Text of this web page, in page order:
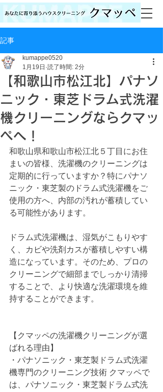
記事
【和歌山市松江北】パナソ
ニック・東芝ドラム式洗濯
機クリーニングならクマッ
ペへ！
kumappe0520
1月19日 読了時間: 2分
和歌山県和歌山市松江北５丁目にお住
まいの皆様、洗濯機のクリーニングは
定期的に行っていますか？特にパナソ
ニック・東芝製のドラム式洗濯機をご
使用の方へ、内部の汚れが蓄積してい
る可能性があります。
ドラム式洗濯機は、湿気がこもりやす
く、カビや洗剤カスが蓄積しやすい構
造になっています。そのため、プロの
クリーニングで細部までしっかり清掃
することで、より快適な洗濯環境を維
持することができます。
【クマッペの洗濯機クリーニングが選
ばれる理由】
・パナソニック・東芝製ドラム式洗濯
機専門のクリーニング技術 クマッペで
は、パナソニック・東芝製ドラム式洗